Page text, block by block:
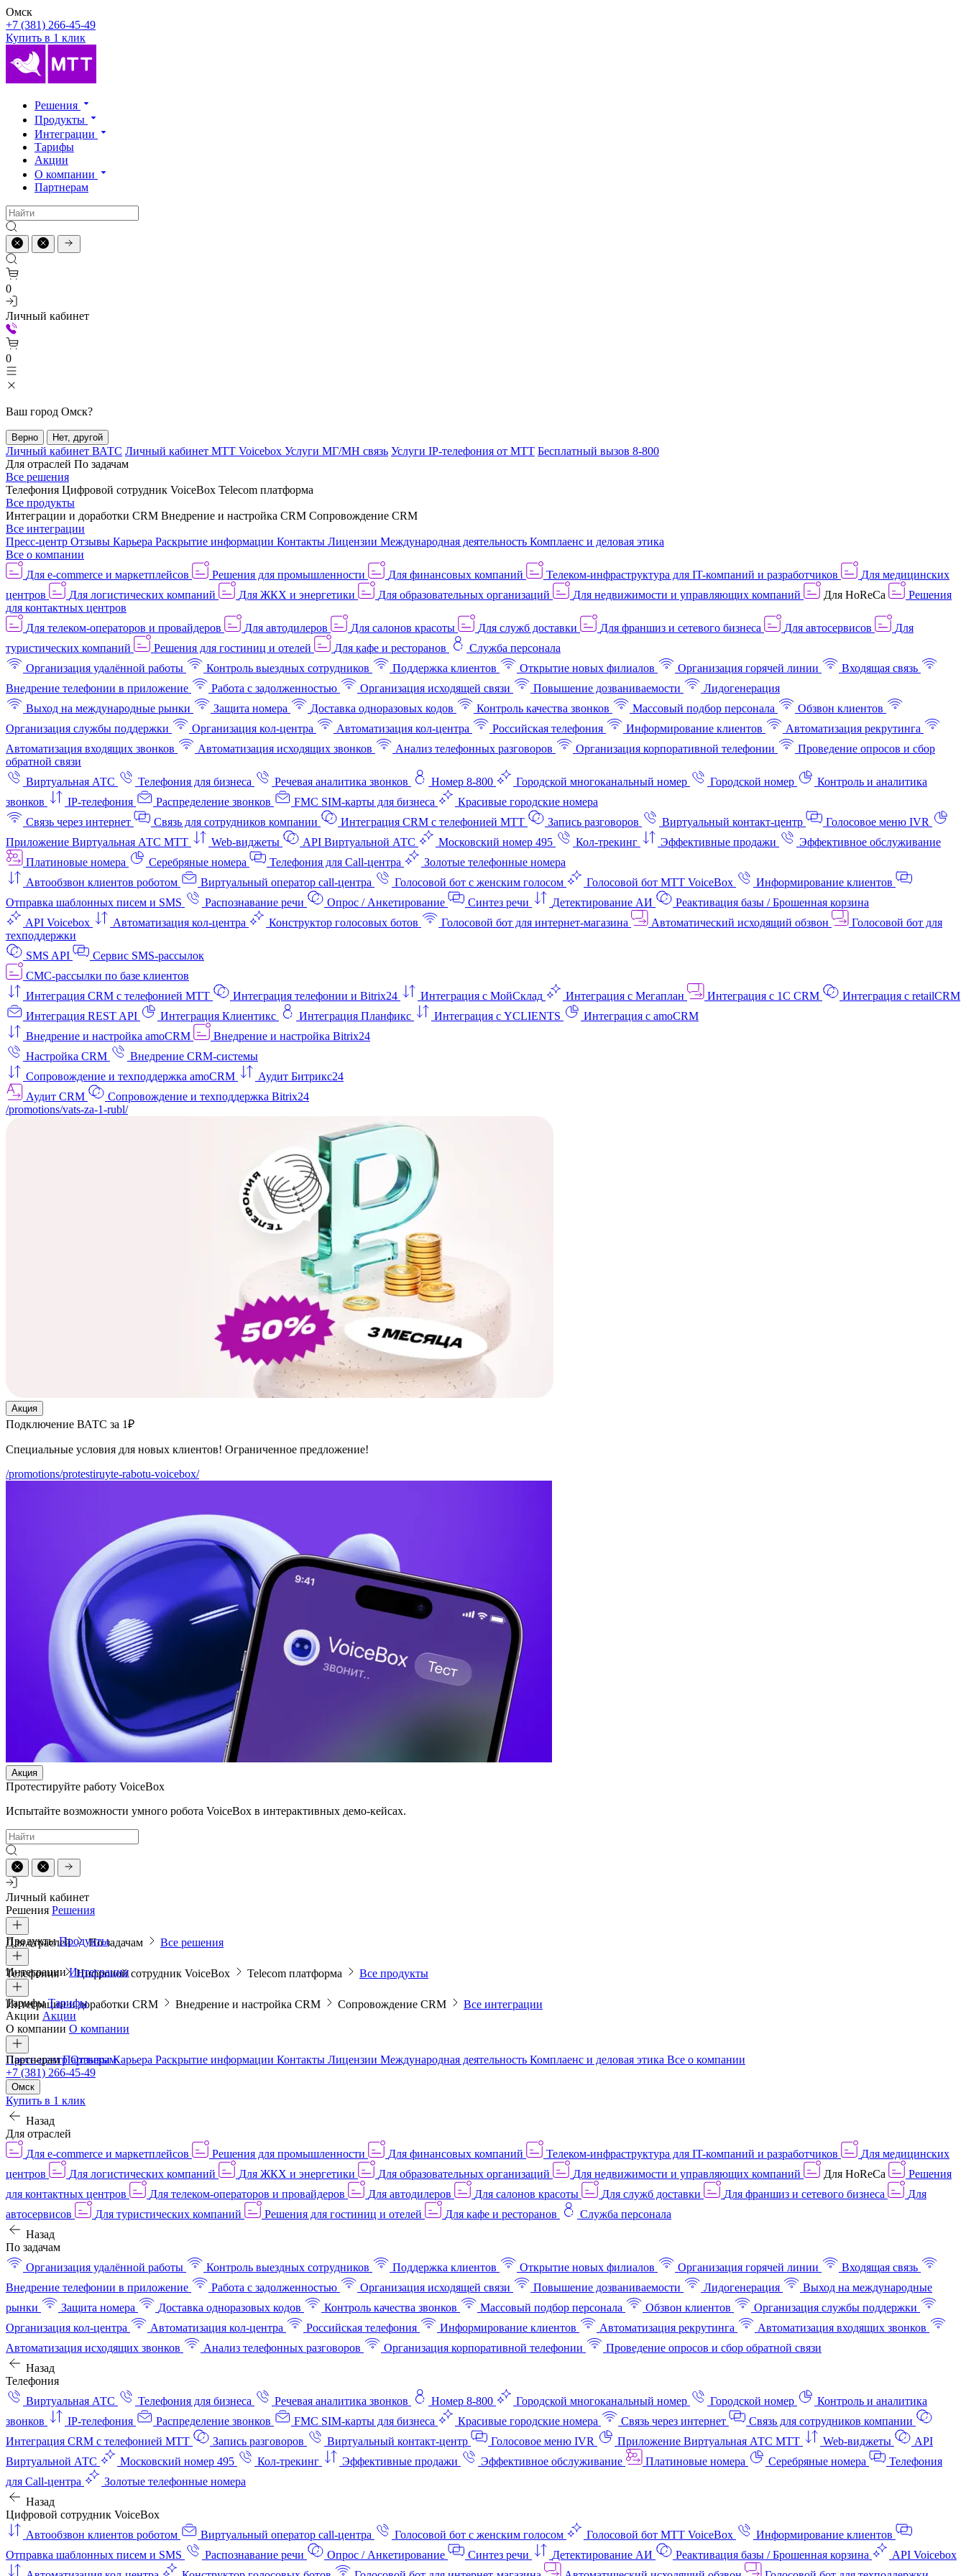
Омск
+7 (381) 266-45-49
Купить в 1 клик
Решения
Продукты
Интеграции
Тарифы
Акции
О компании
Партнерам
0
Личный кабинет
0
Ваш город Омск?
Верно Нет, другой
Личный кабинет ВАТС Личный кабинет МТТ Voicebox Услуги МГ/МН связь Услуги IP-телефония от МТТ Бесплатный вызов 8-800
Для отраслей По задачам
Все решения
Телефония Цифровой сотрудник VoiceBox Telecom платформа
Все продукты
Интеграции и доработки CRM Внедрение и настройка CRM Сопровождение CRM
Все интеграции
Пресс-центр Отзывы Карьера Раскрытие информации Контакты Лицензии Международная деятельность Комплаенс и деловая этика
Все о компании
Для e-commerce и маркетплейсов
Решения для промышленности Для финансовых компаний Телеком-инфраструктура для IT-компаний и разработчиков
Для медицинских
центров
Для логистических компаний Для ЖКХ и энергетики Для образовательных организаций Для недвижимости и управляющих компаний Для HoReCa
Решения
для контактных центров
Для телеком-операторов и провайдеров
Для автодилеров Для салонов красоты Для служб доставки Для франшиз и сетевого бизнеса Для автосервисов
Для
туристических компаний
Решения для гостиниц и отелей Для кафе и ресторанов
Служба персонала
Организация удалённой работы
Контроль выездных сотрудников Поддержка клиентов Открытие новых филиалов Организация горячей линии
Входящая связь
Внедрение телефонии в приложение
Работа с задолженностью Организация исходящей связи Повышение дозваниваемости
Лидогенерация
Выход на международные рынки
Защита номера Доставка одноразовых кодов Контроль качества звонков Массовый подбор персонала
Обзвон клиентов
Организация службы поддержки
Организация кол-центра Автоматизация кол-центра Российская телефония Информирование клиентов
Автоматизация рекрутинга
Автоматизация входящих звонков
Автоматизация исходящих звонков Анализ телефонных разговоров Организация корпоративной телефонии
Проведение опросов и сбор
обратной связи
Виртуальная АТС
Телефония для бизнеса Речевая аналитика звонков Номер 8-800 Городской многоканальный номер Городской номер
Контроль и аналитика
звонков
IP-телефония Распределение звонков FMC SIM-карты для бизнеса
Красивые городские номера
Связь через интернет
Связь для сотрудников компании Интеграция CRM с телефонией МТТ Запись разговоров Виртуальный контакт‑центр
Голосовое меню IVR
Приложение Виртуальная АТС МТТ
Web-виджеты API Виртуальной АТС Московский номер 495 Кол-трекинг Эффективные продажи
Эффективное обслуживание
Платиновые номера
Серебряные номера Телефония для Call-центра
Золотые телефонные номера
Автообзвон клиентов роботом
Виртуальный оператор call-центра Голосовой бот с женским голосом Голосовой бот МТТ VoiceBox
Информирование клиентов
Отправка шаблонных писем и SMS
Распознавание речи Опрос / Анкетирование Синтез речи Детектирование АИ
Реактивация базы / Брошенная корзина
API Voicebox
Автоматизация кол‑центра Конструктор голосовых ботов Голосовой бот для интернет‑магазина Автоматический исходящий обзвон
Голосовой бот для
техподдержки
SMS API
Сервис SMS-рассылок
СМС-рассылки по базе клиентов
Интеграция CRM с телефонией МТТ
Интеграция телефонии и Bitrix24 Интеграция с МойСклад Интеграция с Мегаплан Интеграция с 1C CRM
Интеграция с retailCRM
Интеграция REST API
Интеграция Клиентикс Интеграция Планфикс Интеграция с YCLIENTS
Интеграция с amoCRM
Внедрение и настройка amoCRM
Внедрение и настройка Bitrix24
Настройка CRM
Внедрение CRM-системы
Сопровождение и техподдержка amoCRM
Аудит Битрикс24
Аудит CRM
Сопровождение и техподдержка Bitrix24
/promotions/vats-za-1-rubl/
Акция
Подключение ВАТС за 1₽
Специальные условия для новых клиентов! Ограниченное предложение!
/promotions/protestiruyte-rabotu-voicebox/
Акция
Протестируйте работу VoiceBox
Испытайте возможности умного робота VoiceBox в интерактивных демо-кейсах.
Личный кабинет
Решения Решения
Для отраслей По задачам Все решения
ПродуктыПродукты
Телефония Цифровой сотрудник VoiceBox Telecom платформа Все продукты
ИнтеграцииИнтеграции
Интеграции и доработки CRM Внедрение и настройка CRM Сопровождение CRM Все интеграции
ТарифыТарифы
Акции Акции
О компании О компании
Пресс-центрОтзывыКарьера Раскрытие информации Контакты Лицензии Международная деятельность Комплаенс и деловая этика Все о компании
ПартнерамПартнерам
+7 (381) 266-45-49
Омск
Купить в 1 клик
Назад
Для отраслей
Для e-commerce и маркетплейсов
Решения для промышленности Для финансовых компаний Телеком-инфраструктура для IT-компаний и разработчиков
Для медицинских
центров
Для логистических компаний Для ЖКХ и энергетики Для образовательных организаций Для недвижимости и управляющих компаний Для HoReCa
Решения
для контактных центров
Для телеком-операторов и провайдеров Для автодилеров Для салонов красоты Для служб доставки Для франшиз и сетевого бизнеса
Для
автосервисов
Для туристических компаний Решения для гостиниц и отелей Для кафе и ресторанов
Служба персонала
Назад
По задачам
Организация удалённой работы
Контроль выездных сотрудников Поддержка клиентов Открытие новых филиалов Организация горячей линии
Входящая связь
Внедрение телефонии в приложение
Работа с задолженностью Организация исходящей связи Повышение дозваниваемости Лидогенерация
Выход на международные
рынки
Защита номера Доставка одноразовых кодов Контроль качества звонков Массовый подбор персонала Обзвон клиентов
Организация службы поддержки
Организация кол-центра
Автоматизация кол-центра Российская телефония Информирование клиентов Автоматизация рекрутинга
Автоматизация входящих звонков
Автоматизация исходящих звонков
Анализ телефонных разговоров Организация корпоративной телефонии
Проведение опросов и сбор обратной связи
Назад
Телефония
Виртуальная АТС
Телефония для бизнеса Речевая аналитика звонков Номер 8-800 Городской многоканальный номер Городской номер
Контроль и аналитика
звонков
IP-телефония Распределение звонков FMC SIM-карты для бизнеса Красивые городские номера Связь через интернет
Связь для сотрудников компании
Интеграция CRM с телефонией МТТ
Запись разговоров Виртуальный контакт‑центр Голосовое меню IVR Приложение Виртуальная АТС МТТ Web-виджеты
API
Виртуальной АТС
Московский номер 495 Кол-трекинг Эффективные продажи Эффективное обслуживание Платиновые номера Серебряные номера
Телефония
для Call-центра
Золотые телефонные номера
Назад
Цифровой сотрудник VoiceBox
Автообзвон клиентов роботом
Виртуальный оператор call-центра Голосовой бот с женским голосом Голосовой бот МТТ VoiceBox
Информирование клиентов
Отправка шаблонных писем и SMS
Распознавание речи Опрос / Анкетирование Синтез речи Детектирование АИ Реактивация базы / Брошенная корзина
API Voicebox